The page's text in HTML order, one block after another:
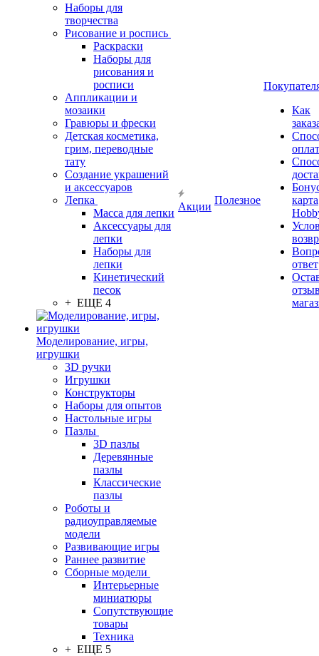
Наборы для
творчества
Рисование и роспись
Раскраски
Наборы для
рисования и
росписи
Аппликации и
мозаики
Гравюры и фрески
Детская косметика,
грим, переводные
тату
Создание украшений
и аксессуаров
Лепка
Масса для лепки
Аксессуары для
лепки
Наборы для
лепки
Кинетический
песок
+ ЕЩЕ 4
Моделирование, игры,
игрушки
3D ручки
Игрушки
Конструкторы
Наборы для опытов
Настольные игры
Пазлы
3D пазлы
Деревянные
пазлы
Классические
пазлы
Роботы и
радиоуправляемые
модели
Развивающие игры
Раннее развитие
Сборные модели
Интерьерные
миниатюры
Сопутствующие
товары
Техника
+ ЕЩЕ 5
Акции
Полезное
Как
карта
ответ